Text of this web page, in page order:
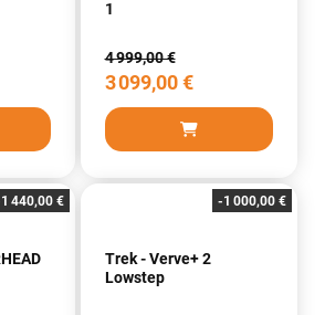
1
4 999,00 €
3 099,00 €
440,00 € -1 000,00 €
Trek - Verve+ 2
Lowstep